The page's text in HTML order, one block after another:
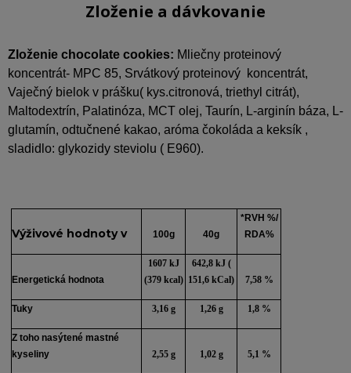
Zloženie a dávkovanie
Zloženie chocolate cookies: Mliečny proteinový
koncentrát- MPC 85, Srvátkový proteinový koncentrát,
Vaječný bielok v prášku( kys.citronová, triethyl citrát),
Maltodextrín, Palatinóza, MCT olej, Taurín, L-arginín báza, L-
glutamín, odtučnené kakao, aróma čokoláda a keksík ,
sladidlo: glykozidy steviolu ( E960).
Výživové hodnoty v 100g 40g
*RVH %/
RDA%
Energetická hodnota
1607 kJ
(379 kcal)
642,8 kJ (
151,6 kCal)
7,58 %
Tuky 3,16 g 1,26 g 1,8 %
Z toho nasýtené mastné
kyseliny
2,55 g 1,02 g 5,1 %